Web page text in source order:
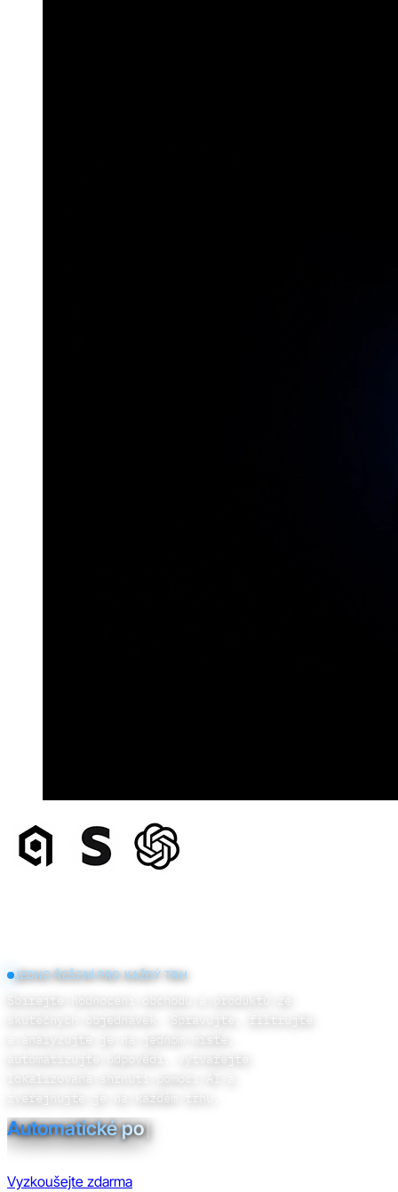
JEDNO ŘEŠENÍ PRO KAŽDÝ TRH
Sbírejte hodnocení obchodu a produktů ze
skutečných objednávek. Spravujte, filtrujte
a analyzujte je na jednom místě,
automatizujte odpovědi, vytvářejte
zveřejňujte je na každém trhu.
Správa rec|
Vyzkoušejte zdarma